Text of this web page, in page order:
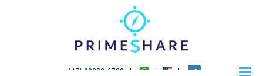
(47) 99222-6732